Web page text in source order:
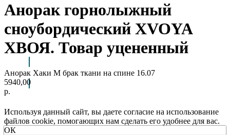
Arctic Point
Анорак горнолыжный
сноубордический XVOYA
ХВОЯ. Товар уцененный
Анорак Хаки М брак ткани на спине 16.07
5940,00
р.
Используя данный сайт, вы даете согласие на использование
файлов cookie, помогающих нам сделать его удобнее для вас.
ОК